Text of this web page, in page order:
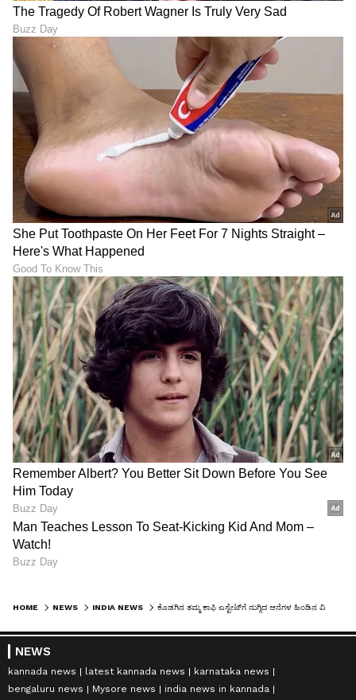
HOME NEWS INDIA NEWS
NEWS
kannada news latest kannada news
karnataka news
bengaluru news
Mysore news
india news in kannada